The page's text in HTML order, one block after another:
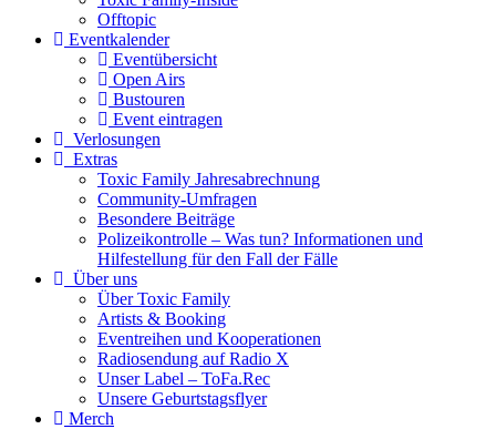
Offtopic
Eventkalender
Eventübersicht
Open Airs
Bustouren
Event eintragen
Verlosungen
Extras
Toxic Family Jahresabrechnung
Community-Umfragen
Besondere Beiträge
Polizeikontrolle – Was tun? Informationen und
Hilfestellung für den Fall der Fälle
Über uns
Über Toxic Family
Artists & Booking
Eventreihen und Kooperationen
Radiosendung auf Radio X
Unser Label – ToFa.Rec
Unsere Geburtstagsflyer
Merch